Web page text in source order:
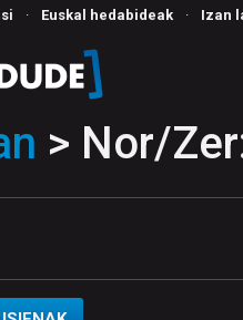
· Euskal hedabideak · Izan
> Nor/